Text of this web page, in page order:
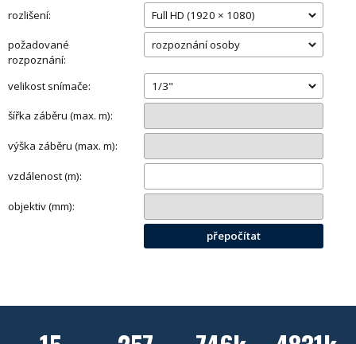
rozlišení:
požadované
rozpoznání:
velikost snímače:
šířka záběru (max. m):
výška záběru (max. m):
vzdálenost (m):
objektiv (mm):
přepočítat